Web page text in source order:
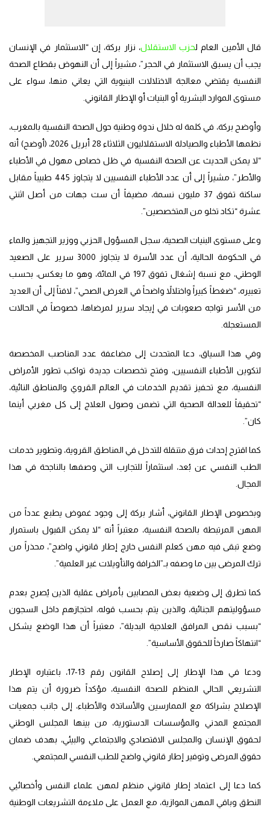
قال الأمين العام لحزب الاستقلال، نزار بركة، إن “الاستثمار في الإنسان
يجب أن يسبق الاستثمار في الحجر”، مشيراً إلى أن النهوض بقطاع الصحة
النفسية يقتضي معالجة الاختلالات البنيوية التي يعاني منها، سواء على
مستوى الموارد البشرية أو البنيات أو الإطار القانوني.
وأوضح بركة، في كلمة له خلال ندوة وطنية حول الصحة النفسية بالمغرب،
نظمها الأطباء والصيادلة الاستقلاليون الثلاثاء 28 أبريل 2026، (أوضح) أنه
“لا يمكن الحديث عن الصحة النفسية في ظل خصاص مهول في الأطباء
والأطر”، مشيراً إلى أن عدد الأطباء النفسيين لا يتجاوز 445 طبيباً مقابل
ساكنة تفوق 37 مليون نسمة، مضيفاً أن ست جهات من أصل اثنتي
عشرة “تكاد تخلو من المتخصصين”.
وعلى مستوى البنيات الصحية، سجل المسؤول الحزبي ووزير التجهيز والماء
في الحكومة الحالية، أن عدد الأسرة لا يتجاوز 3000 سرير على الصعيد
الوطني، مع نسبة إشغال تفوق 197 في المائة، وهو ما يعكس، بحسب
تعبيره، “ضغطاً كبيراً واختلالاً واضحاً في العرض الصحي”، لافتاً إلى أن العديد
من الأسر تواجه صعوبات في إيجاد سرير لمرضاها، خصوصاً في الحالات
المستعجلة.
وفي هذا السياق، دعا المتحدث إلى مضاعفة عدد المناصب المخصصة
لتكوين الأطباء النفسيين، وفتح تخصصات جديدة تواكب تطور الأمراض
النفسية، مع تحفيز تقديم الخدمات في العالم القروي والمناطق النائية،
“تحقيقاً للعدالة الصحية التي تضمن وصول العلاج إلى كل مغربي أينما
كان”.
كما اقترح إحداث فرق متنقلة للتدخل في المناطق القروية، وتطوير خدمات
الطب النفسي عن بُعد، استثماراً للتجارب التي وصفها بالناجحة في هذا
المجال.
وبخصوص الإطار القانوني، أشار بركة إلى وجود غموض يطبع عدداً من
المهن المرتبطة بالصحة النفسية، معتبراً أنه “لا يمكن القبول باستمرار
وضع تبقى فيه مهن كعلم النفس خارج إطار قانوني واضح”، محذراً من
ترك المرضى بين ما وصفه بـ”الخرافة والتأويلات غير العلمية”.
كما تطرق إلى وضعية بعض المصابين بأمراض عقلية الذين يُصرح بعدم
مسؤوليتهم الجنائية، والذين يتم، بحسب قوله، احتجازهم داخل السجون
“بسبب نقص المرافق العلاجية البديلة”، معتبراً أن هذا الوضع يشكل
“انتهاكاً صارخاً للحقوق الأساسية”.
ودعا في هذا الإطار إلى إصلاح القانون رقم 13-17، باعتباره الإطار
التشريعي الحالي المنظم للصحة النفسية، مؤكداً ضرورة أن يتم هذا
الإصلاح بشراكة مع الممارسين والأساتذة والأطباء، إلى جانب جمعيات
المجتمع المدني والمؤسسات الدستورية، من بينها المجلس الوطني
لحقوق الإنسان والمجلس الاقتصادي والاجتماعي والبيئي، بهدف ضمان
حقوق المرضى وتوفير إطار قانوني واضح للطب النفسي المجتمعي.
كما دعا إلى اعتماد إطار قانوني منظم لمهن علماء النفس وأخصائيي
النطق وباقي المهن الموازية، مع العمل على ملاءمة التشريعات الوطنية